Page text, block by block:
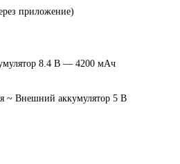
приложение)
8.4 В — 4200 мАч
~ Внешний аккумулятор 5 В